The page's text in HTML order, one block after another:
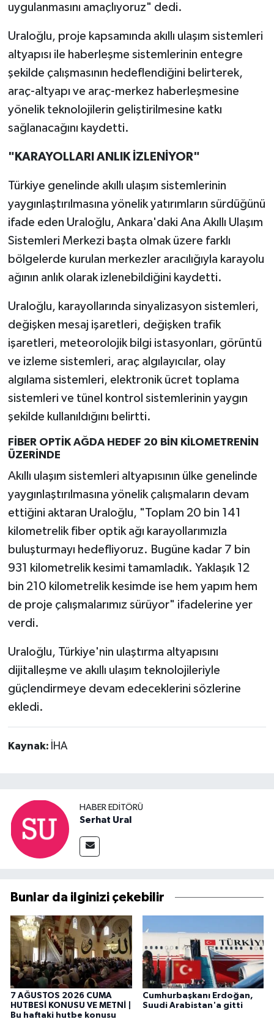
uygulanmasını amaçlıyoruz" dedi.
Uraloğlu, proje kapsamında akıllı ulaşım sistemleri
altyapısı ile haberleşme sistemlerinin entegre
şekilde çalışmasının hedeflendiğini belirterek,
araç-altyapı ve araç-merkez haberleşmesine
yönelik teknolojilerin geliştirilmesine katkı
sağlanacağını kaydetti.
"KARAYOLLARI ANLIK İZLENİYOR"
Türkiye genelinde akıllı ulaşım sistemlerinin
yaygınlaştırılmasına yönelik yatırımların sürdüğünü
ifade eden Uraloğlu, Ankara'daki Ana Akıllı Ulaşım
Sistemleri Merkezi başta olmak üzere farklı
bölgelerde kurulan merkezler aracılığıyla karayolu
ağının anlık olarak izlenebildiğini kaydetti.
Uraloğlu, karayollarında sinyalizasyon sistemleri,
değişken mesaj işaretleri, değişken trafik
işaretleri, meteorolojik bilgi istasyonları, görüntü
ve izleme sistemleri, araç algılayıcılar, olay
algılama sistemleri, elektronik ücret toplama
sistemleri ve tünel kontrol sistemlerinin yaygın
şekilde kullanıldığını belirtti.
FİBER OPTİK AĞDA HEDEF 20 BİN KİLOMETRENİN
ÜZERİNDE
Akıllı ulaşım sistemleri altyapısının ülke genelinde
yaygınlaştırılmasına yönelik çalışmaların devam
ettiğini aktaran Uraloğlu, "Toplam 20 bin 141
kilometrelik fiber optik ağı karayollarımızla
buluşturmayı hedefliyoruz. Bugüne kadar 7 bin
931 kilometrelik kesimi tamamladık. Yaklaşık 12
bin 210 kilometrelik kesimde ise hem yapım hem
de proje çalışmalarımız sürüyor" ifadelerine yer
verdi.
Uraloğlu, Türkiye'nin ulaştırma altyapısını
dijitalleşme ve akıllı ulaşım teknolojileriyle
güçlendirmeye devam edeceklerini sözlerine
ekledi.
Kaynak: İHA
HABER EDITÖRÜ
Serhat Ural
Bunlar da ilginizi çekebilir
7 AĞUSTOS 2026 CUMA
HUTBESİ KONUSU VE METNİ |
Bu haftaki hutbe konusu
Cumhurbaşkanı Erdoğan,
Suudi Arabistan'a gitti